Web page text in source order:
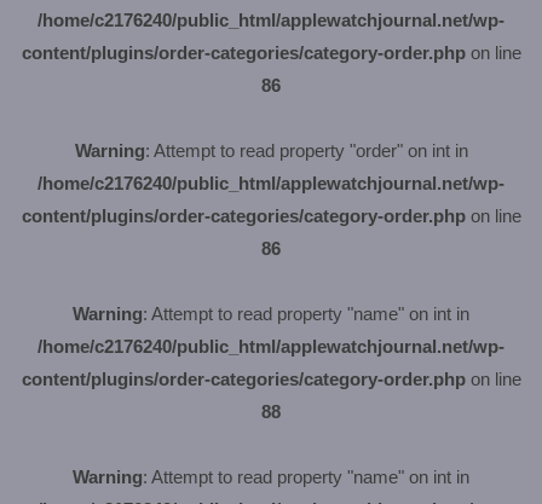
/home/c2176240/public_html/applewatchjournal.net/wp-
content/plugins/order-categories/category-order.phpon line
86
Warning: Attempt to read property "order" on int in
/home/c2176240/public_html/applewatchjournal.net/wp-
content/plugins/order-categories/category-order.phpon line
86
Warning: Attempt to read property "name" on int in
/home/c2176240/public_html/applewatchjournal.net/wp-
content/plugins/order-categories/category-order.phpon line
88
Warning: Attempt to read property "name" on int in